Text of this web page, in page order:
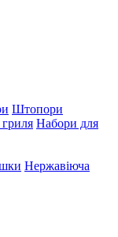
Штопори
Набори для
Нержавіюча